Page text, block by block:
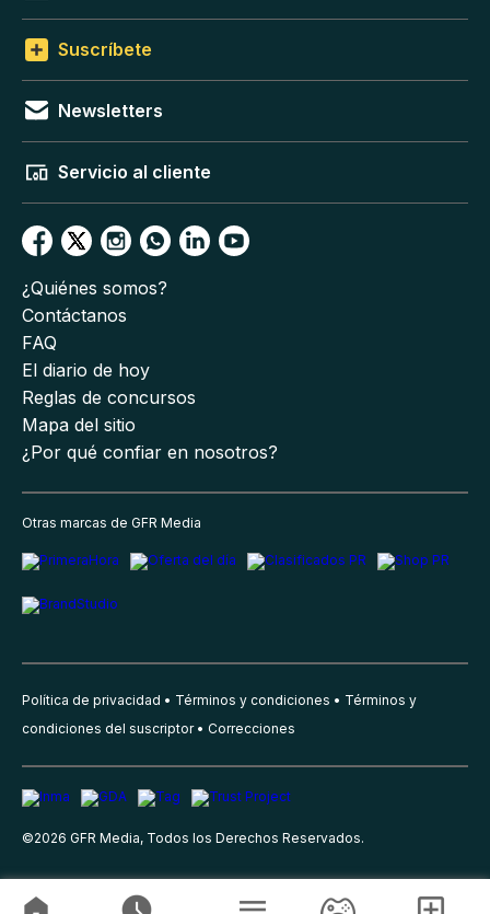
Suscríbete
Newsletters
Servicio al cliente
¿Quiénes somos?
Contáctanos
FAQ
El diario de hoy
Reglas de concursos
Mapa del sitio
¿Por qué confiar en nosotros?
Otras marcas de GFR Media
Política de privacidad Términos y condiciones
Términos y
condiciones del suscriptor
Correcciones
©2026 GFR Media, Todos los Derechos Reservados.